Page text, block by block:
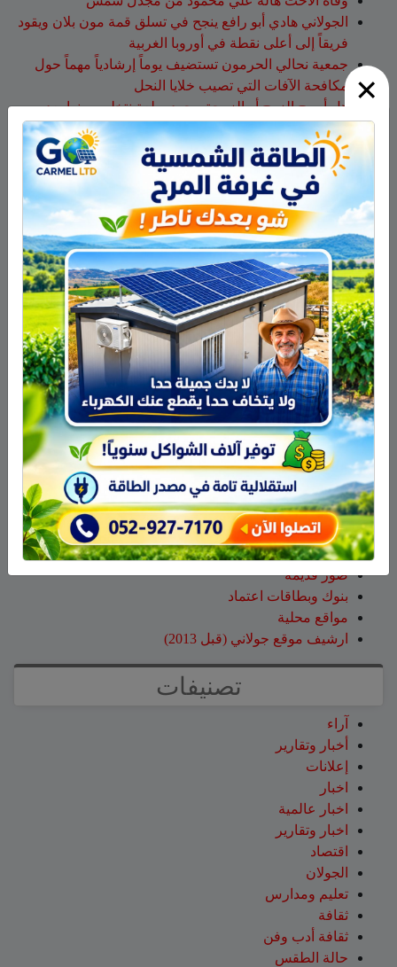
×
الجولاني هادي أبو رافع ينجح في تسلق قمة مون بلان ويقود
فريقاً إلى أعلى نقطة في أوروبا الغربية
جمعية نحالي الحرمون تستضيف يوماً إرشادياً مهماً حول
مكافحة الآفات التي تصيب خلايا النحل
هل أصبح الزوج أو الزوجة مجرد سلعة نتخلص منها بعد
استعمالها؟
أحدث التعليقات
سلمان أبو عوادعلىهل أصبح الزوج أو الزوجة مجرد سلعة
نتخلص منها بعد استعمالها؟
طليع محمودعلىهل أصبح الزوج أو الزوجة مجرد سلعة
نتخلص منها بعد استعمالها؟
عبد اللهعلى
14 طاقم إطفاء والعديد من طائرات إطفاء
الحرائق لإخماد الحريق قرب عين قنية – فيديو
حسن طربيهعلى
هادي أبو رافع يستعد لتسلق “مون بلان”..
أعلى قمة في أوروبا الغربية
صالح مرعيعلىهادي أبو رافع يستعد لتسلق “مون بلان”..
أعلى قمة في أوروبا الغربية
زيدعلىهادي أبو رافع يستعد لتسلق “مون بلان”.. أعلى
قمة في أوروبا الغربية
صفحات
صفحة الاعراس
خواطر
صور قديمة
بنوك وبطاقات اعتماد
مواقع محلية
ارشيف موقع جولاني (قبل 2013)
تصنيفات
آراء
أخبار وتقارير
إعلانات
اخبار
اخبار عالمية
اخبار وتقارير
اقتصاد
الجولان
تعليم ومدارس
ثقافة
ثقافة أدب وفن
حالة الطقس